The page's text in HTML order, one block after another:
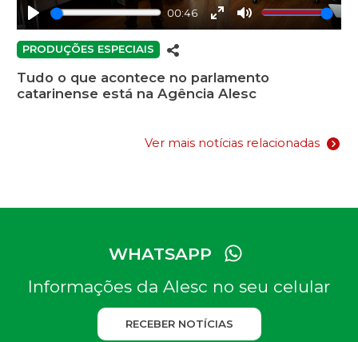
Play
00:46
EnterMute
PRODUÇÕES ESPECIAIS
Tudo o que acontece no parlamento
catarinense está na Agência Alesc
Ver mais notícias relacionadas
WHATSAPP
Informações da Alesc no seu celular
RECEBER NOTÍCIAS